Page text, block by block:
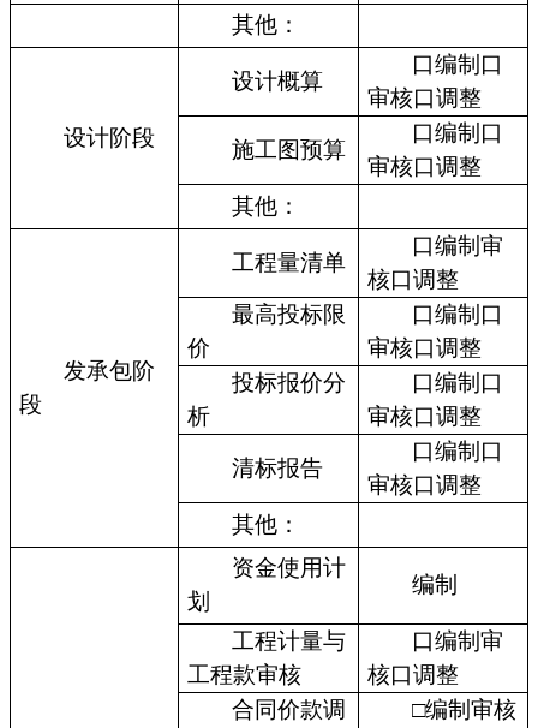
其他：
设计阶段
设计概算
口编制口
审核口调整
施工图预算
口编制口
审核口调整
其他：
发承包阶
段
工程量清单
口编制审
核口调整
最高投标限
价
口编制口
审核口调整
投标报价分
析
口编制口
审核口调整
清标报告
口编制口
审核口调整
其他：
资金使用计
划
编制
工程计量与
工程款审核
口编制审
核口调整
合同价款调
□编制审核